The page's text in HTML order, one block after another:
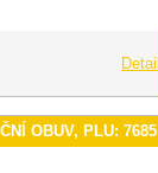
Detail
OBUV, PLU: 7685